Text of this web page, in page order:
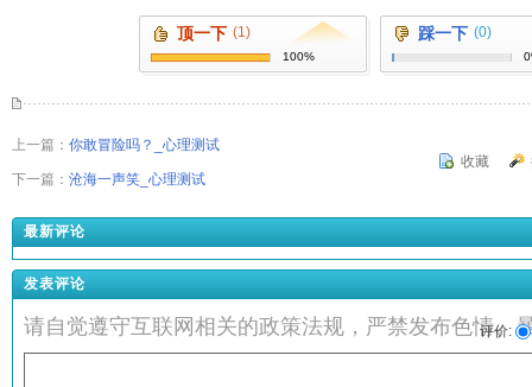
顶一下 (1)
100%
踩一下 (0)
上一篇： 你敢冒险吗？_心理测试
下一篇： 沧海一声笑_心理测试
收藏
最新评论
发表评论
请自觉遵守互联网相关的政策法规，严禁发布色情、
评价: